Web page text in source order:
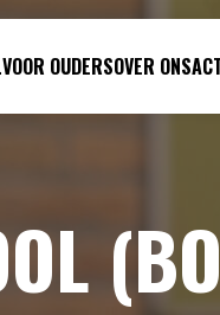
VOOR OUDERSOVER ONS
Zoeken